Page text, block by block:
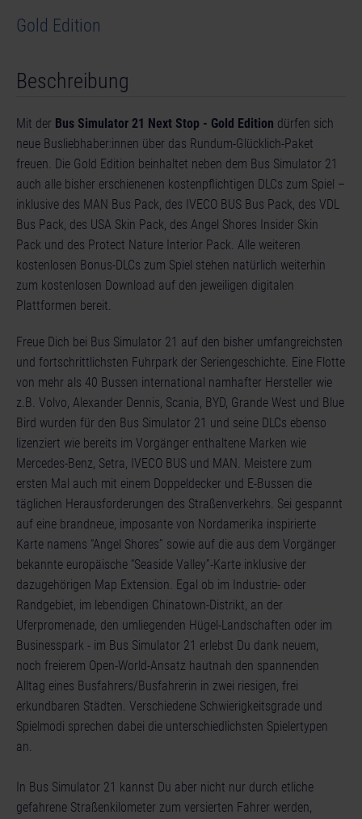
Gold Edition
Beschreibung
Mit der Bus Simulator 21 Next Stop - Gold Edition dürfen sich
neue Busliebhaber:innen über das Rundum-Glücklich-Paket
freuen. Die Gold Edition beinhaltet neben dem Bus Simulator 21
auch alle bisher erschienenen kostenpflichtigen DLCs zum Spiel –
inklusive des MAN Bus Pack, des IVECO BUS Bus Pack, des VDL
Bus Pack, des USA Skin Pack, des Angel Shores Insider Skin
Pack und des Protect Nature Interior Pack. Alle weiteren
kostenlosen Bonus-DLCs zum Spiel stehen natürlich weiterhin
zum kostenlosen Download auf den jeweiligen digitalen
Plattformen bereit.
Freue Dich bei Bus Simulator 21 auf den bisher umfangreichsten
und fortschrittlichsten Fuhrpark der Seriengeschichte. Eine Flotte
von mehr als 40 Bussen international namhafter Hersteller wie
z.B. Volvo, Alexander Dennis, Scania, BYD, Grande West und Blue
Bird wurden für den Bus Simulator 21 und seine DLCs ebenso
lizenziert wie bereits im Vorgänger enthaltene Marken wie
Mercedes-Benz, Setra, IVECO BUS und MAN. Meistere zum
ersten Mal auch mit einem Doppeldecker und E-Bussen die
täglichen Herausforderungen des Straßenverkehrs. Sei gespannt
auf eine brandneue, imposante von Nordamerika inspirierte
Karte namens “Angel Shores” sowie auf die aus dem Vorgänger
bekannte europäische “Seaside Valley”-Karte inklusive der
dazugehörigen Map Extension. Egal ob im Industrie- oder
Randgebiet, im lebendigen Chinatown-Distrikt, an der
Uferpromenade, den umliegenden Hügel-Landschaften oder im
Businesspark - im Bus Simulator 21 erlebst Du dank neuem,
noch freierem Open-World-Ansatz hautnah den spannenden
Alltag eines Busfahrers/Busfahrerin in zwei riesigen, frei
erkundbaren Städten. Verschiedene Schwierigkeitsgrade und
Spielmodi sprechen dabei die unterschiedlichsten Spielertypen
an.
In Bus Simulator 21 kannst Du aber nicht nur durch etliche
gefahrene Straßenkilometer zum versierten Fahrer werden,